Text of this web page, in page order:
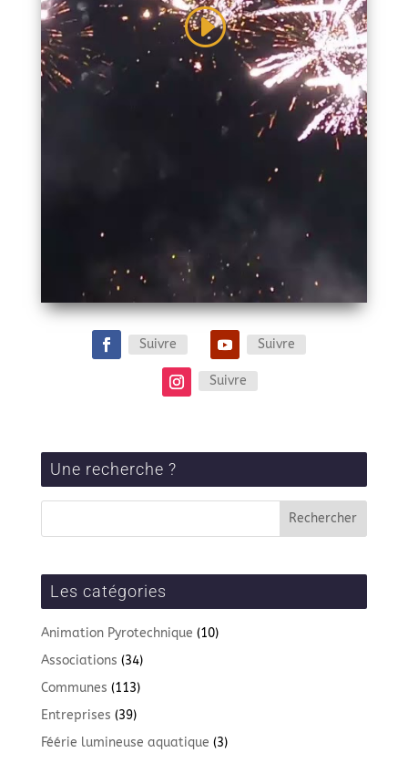
Suivre Suivre
Suivre
Une recherche ?
Les catégories
Animation Pyrotechnique (10)
Associations (34)
Communes (113)
Entreprises (39)
Féérie lumineuse aquatique (3)